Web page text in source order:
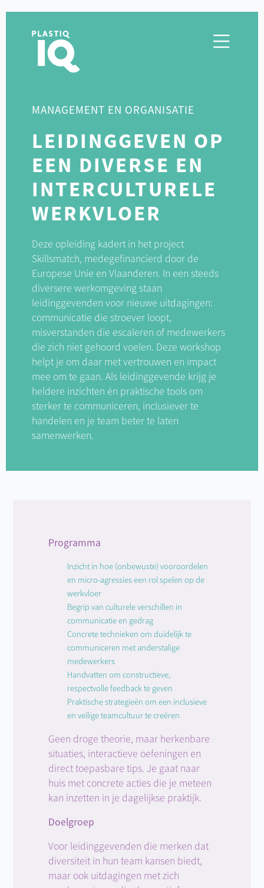
MANAGEMENT EN ORGANISATIE
LEIDINGGEVEN OP
EEN DIVERSE EN
INTERCULTURELE
WERKVLOER
Deze opleiding kadert in het project
Skillsmatch, medegefinancierd door de
Europese Unie en Vlaanderen. In een steeds
diversere werkomgeving staan
leidinggevenden voor nieuwe uitdagingen:
communicatie die stroever loopt,
misverstanden die escaleren of medewerkers
die zich niet gehoord voelen. Deze workshop
helpt je om daar met vertrouwen en impact
mee om te gaan. Als leidinggevende krijg je
heldere inzichten én praktische tools om
sterker te communiceren, inclusiever te
handelen en je team beter te laten
samenwerken.
Programma
Inzicht in hoe (onbewuste) vooroordelen
en micro-agressies een rol spelen op de
werkvloer
Begrip van culturele verschillen in
communicatie en gedrag
Concrete technieken om duidelijk te
communiceren met anderstalige
medewerkers
Handvatten om constructieve,
respectvolle feedback te geven
Praktische strategieën om een inclusieve
en veilige teamcultuur te creëren
Geen droge theorie, maar herkenbare
situaties, interactieve oefeningen en
direct toepasbare tips. Je gaat naar
huis met concrete acties die je meteen
kan inzetten in je dagelijkse praktijk.
Doelgroep
Voor leidinggevenden die merken dat
diversiteit in hun team kansen biedt,
maar ook uitdagingen met zich